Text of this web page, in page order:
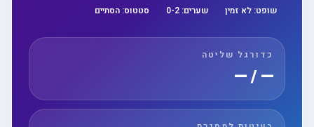
שופט:לא זמין שערים: 0 -2 סטטוס:הסתיים
כדורגל שליטה
— / —